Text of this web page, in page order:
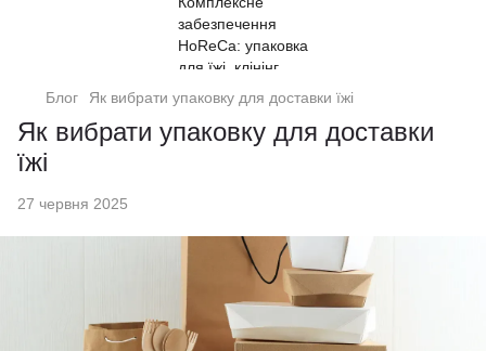
Блог Як вибрати упаковку для доставки їжі
Як вибрати упаковку для доставки
їжі
27 червня 2025